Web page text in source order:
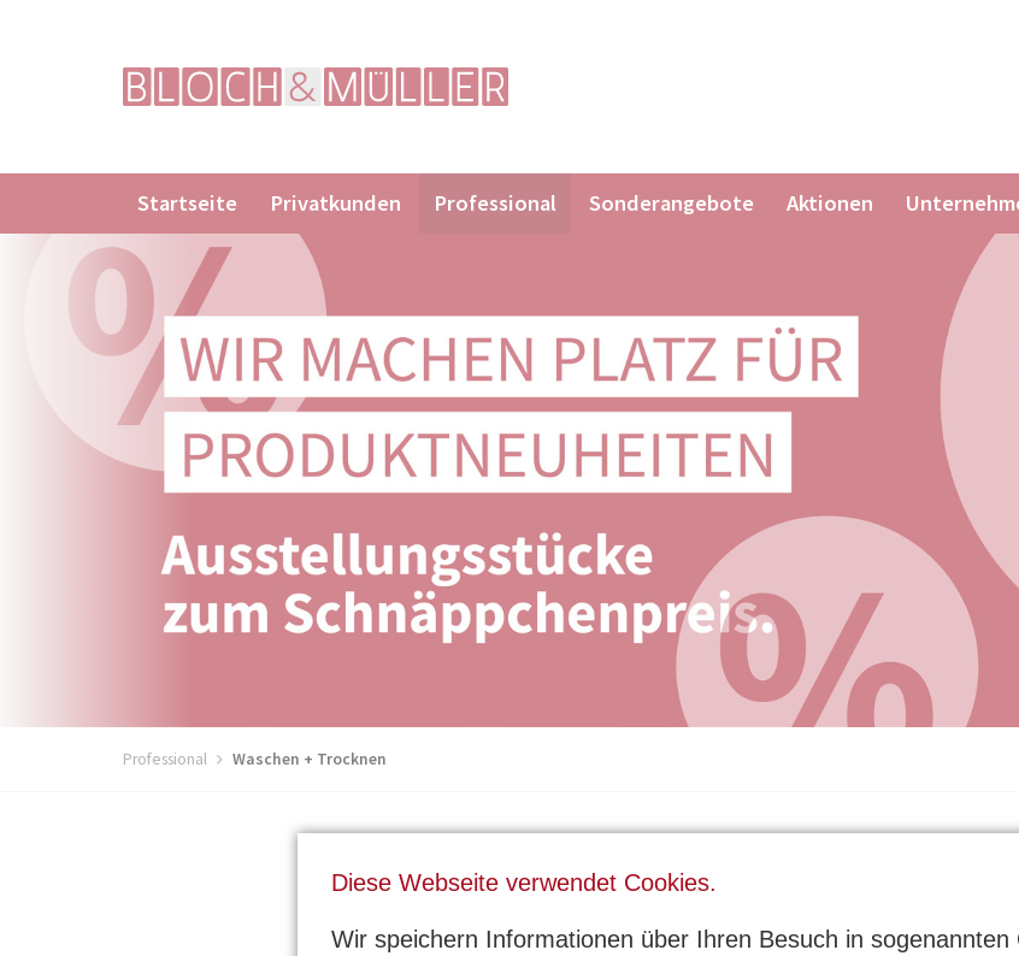
Navigation
Startseite Privatkunden Professional Sonderangebote Aktionen
Suchbegriffe
Professional Waschen + Trocknen
Diese Webseite verwendet Cookies.
Wir speichern Informationen über Ihren Besuch in